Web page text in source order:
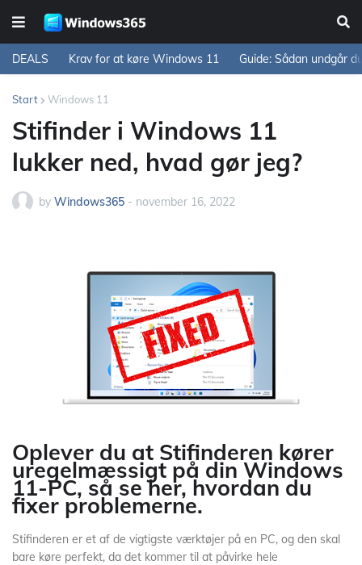
DEALS Krav for at køre Windows 11 Guide: Sådan undgår
Start Windows 11
Stifinder i Windows 11
lukker ned, hvad gør jeg?
by Windows365 - november 16, 2022
Oplever du at Stifinderen kører
uregelmæssigt på din Windows
11-PC, så se her, hvordan du
fixer problemerne.
Stifinderen er et af de vigtigste værktøjer på en PC, og den skal
bare køre perfekt, da det kommer til at påvirke hele